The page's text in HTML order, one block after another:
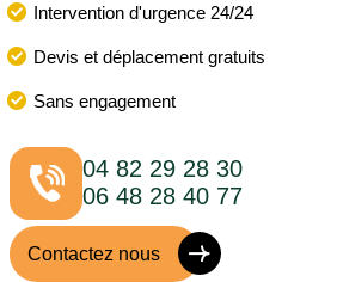
Intervention d'urgence 24/24
Devis et déplacement gratuits
Sans engagement
04 82 29 28 30
06 48 28 40 77
Contactez nous